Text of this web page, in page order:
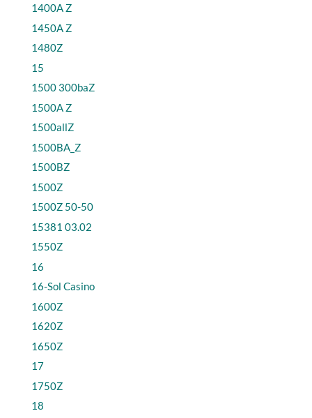
1400A Z
1450A Z
1480Z
15
1500 300baZ
1500A Z
1500allZ
1500BA_Z
1500BZ
1500Z
1500Z 50-50
15381 03.02
1550Z
16
16-Sol Casino
1600Z
1620Z
1650Z
17
1750Z
18